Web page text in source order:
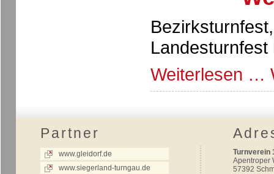
Landesturnfest
Weiterlesen …
Partner
www.gleidorf.de
www.siegerland-turngau.de
Turnverein
Apentroper
57392